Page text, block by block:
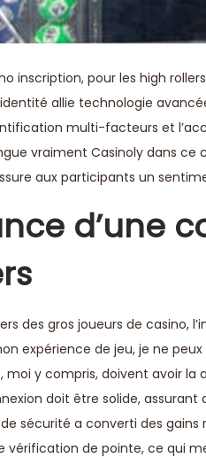
inscription, pour les high
allie technologie
multi-facteurs et
vraiment Casinoly dans
aux participants un
d’une
des gros joueurs de casino,
expérience de jeu, je ne
moi y compris, doivent avoir
doit être solide,
sécurité a converti des
de pointe, ce qui